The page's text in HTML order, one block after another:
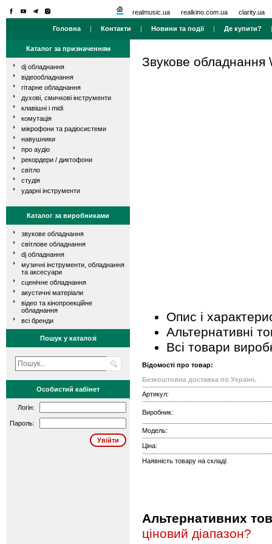
realmusic.ua realkino.com.ua clarity.ua
Головна | Контакти | Новини та події| Де купити?
Каталог за призначенням
dj обладнання
відеообладнання
гітарне обладнання
духові, смичкові інструменти
клавішні і midi
комутація
мікрофони та радіосистеми
навушники
про аудіо
рекордери / диктофони
світло
студія
ударні інструменти
Каталог за виробниками
звукове обладнання
світлове обладнання
dj обладнання
музичні інструменти, обладнання
та аксесуари
сценічне обладнання
акустичні матеріали
відео та кінопроекційне
обладнання
всі бренди
Пошук у каталозі
Особистий кабінет
Логін:
Пароль:
Звукове обладнання
Опис і
Альтернативні
Всі товари
Відомості про товар:
Безкоштовна доставка по Україні.
Артикул:
Виробник:
Модель:
Ціна:
Наявність товару на складі:
Альтернативних
ціновий діапазон?